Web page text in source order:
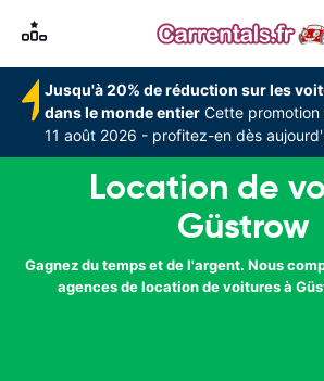
Jusqu'à 20% de réduction sur les
dans le monde entier Cette promotion
11 août 2026 - profitez-en dès
Location de
Güstrow
Gagnez du temps et de l'argent. Nous
agences de location de voitures à